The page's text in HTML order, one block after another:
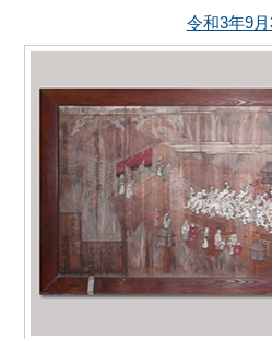
令和3年9月